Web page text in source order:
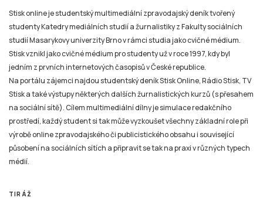
Stisk online je studentský multimediální zpravodajský deník tvořený
studenty Katedry mediálních studií a žurnalistiky z Fakulty sociálních
studií Masarykovy univerzity Brno v rámci studia jako cvičné médium.
Stisk vznikl jako cvičné médium pro studenty už v roce 1997, kdy byl
jedním z prvních internetových časopisů v České republice.
Na portálu zájemci najdou studentský deník Stisk Online, Rádio Stisk, TV
Stisk a také výstupy některých dalších žurnalistických kurzů (s přesahem
na sociální sítě). Cílem multimediální dílny je simulace redakčního
prostředí, každý student si tak může vyzkoušet všechny základní role při
výrobě online zpravodajského či publicistického obsahu i související
působení na sociálních sítích a připravit se tak na praxi v různých typech
médií.
TIRÁŽ